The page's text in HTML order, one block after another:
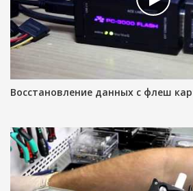
Восстановление данных с флеш